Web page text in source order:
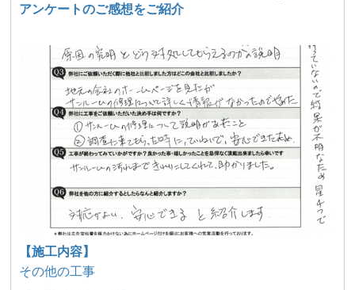
アンケートのご感想をご紹介
【施工内容】
その他の工事